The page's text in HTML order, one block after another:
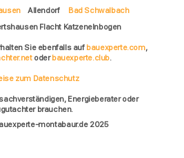
Allendorf
Bad Schwalbach
Flacht Katzenelnbogen
Sie ebenfalls auf bauexperte.com,
oderbauexperte.club.
zum Datenschutz
Energieberater oder
brauchen.
montabaur.de 2025